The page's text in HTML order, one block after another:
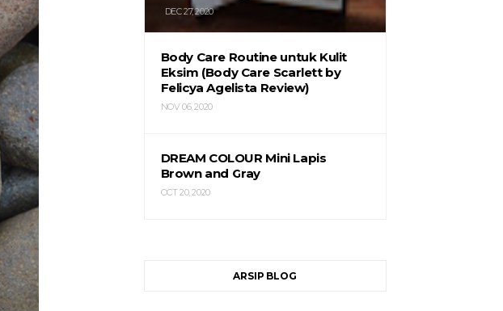
DEC 27, 2020
Body Care Routine untuk Kulit
Eksim (Body Care Scarlett by
Felicya Agelista Review)
NOV 06, 2020
DREAM COLOUR Mini Lapis
Brown and Gray
OCT 20, 2020
ARSIP BLOG